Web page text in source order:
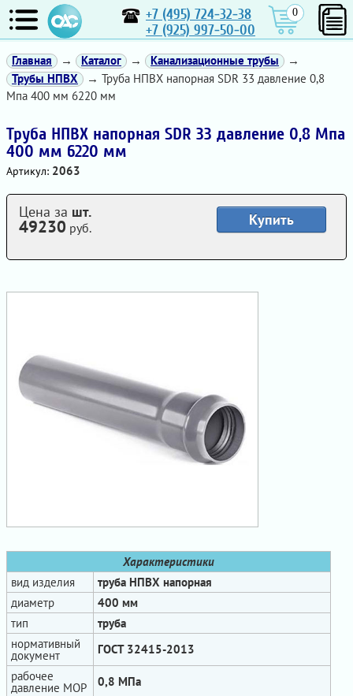
+7 (495) 724-32-38
+7 (925) 997-50-00
0
Главная → Каталог → Канализационные трубы
→
Трубы НПВХ
→ Труба НПВХ напорная SDR 33 давление 0,8
Мпа 400 мм 6220 мм
Труба НПВХ напорная SDR 33 давление 0,8 Мпа
400 мм 6220 мм
Артикул: 2063
Характеристики
вид изделия
труба НПВХ напорная
диаметр
400 мм
тип
труба
нормативный
документ
ГОСТ 32415-2013
рабочее
давление МОР
0,8 МПа
Купить
Цена за шт.
49230 руб.